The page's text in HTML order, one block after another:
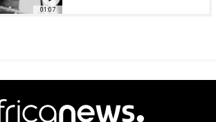
01:07